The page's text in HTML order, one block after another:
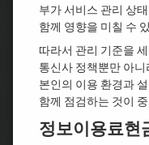
부가 서비스 관리 상
함께 영향을 미칠 수
따라서 관리 기준을
통신사 정책뿐만 아니
본인의 이용 환경과
함께 점검하는 것이
정보이용료현